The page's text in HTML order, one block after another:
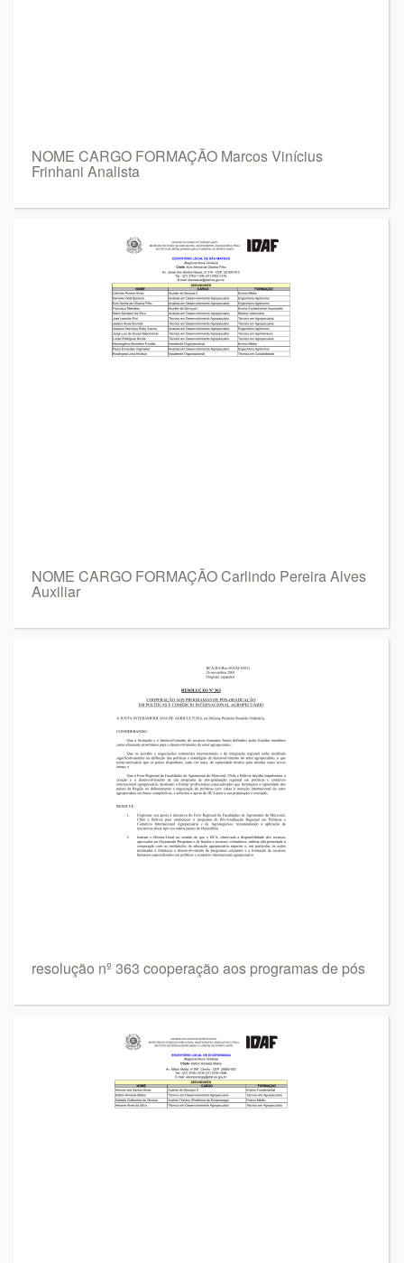
NOME CARGO FORMAÇÃO Marcos Vinícius
Frinhani Analista
NOME CARGO FORMAÇÃO Carlindo Pereira Alves
Auxiliar
resolução nº 363 cooperação aos programas de pós